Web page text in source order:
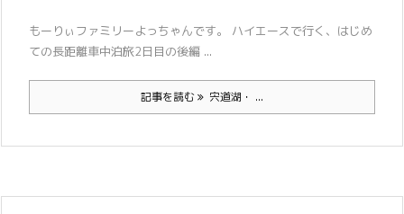
もーりぃファミリーよっちゃんです。 ハイエースで行く、はじめ
ての長距離車中泊旅2日目の後編 ...
記事を読む 宍道湖・ ...